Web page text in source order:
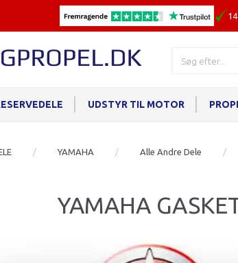
UDSTYR TIL MOTOR
YAMAHA Alle Andre Dele
YAMAHA